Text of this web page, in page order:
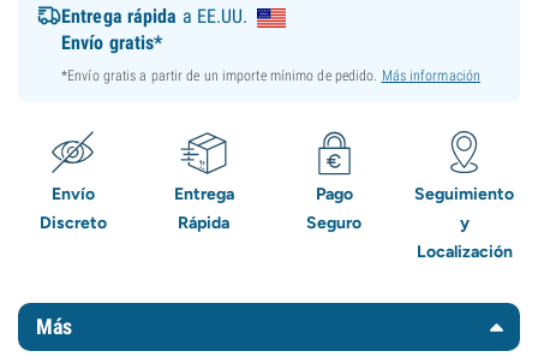
Entrega rápida a EE.UU.
Envío gratis*
*Envío gratis a partir de un importe mínimo de pedido. Más información
Envío
Discreto
Entrega
Rápida
Pago
Seguro
Seguimiento
y
Localización
Más